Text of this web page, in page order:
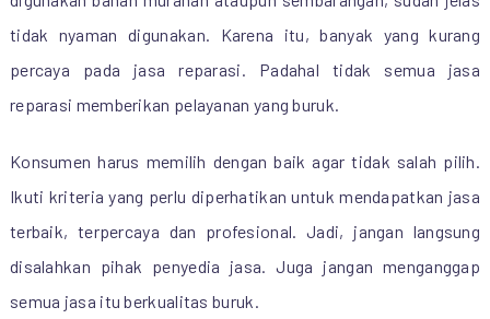
tidak nyaman digunakan. Karena itu, banyak yang kurang
percaya pada jasa reparasi. Padahal tidak semua jasa
reparasi memberikan pelayanan yang buruk.
Konsumen harus memilih dengan baik agar tidak salah pilih.
Ikuti kriteria yang perlu diperhatikan untuk mendapatkan jasa
terbaik, terpercaya dan profesional. Jadi, jangan langsung
disalahkan pihak penyedia jasa. Juga jangan menganggap
semua jasa itu berkualitas buruk.